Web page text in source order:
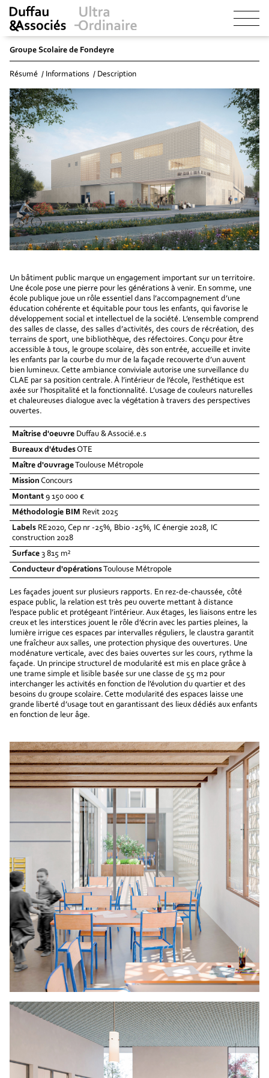
Groupe Scolaire de Fondeyre
Résumé Informations Description
Un bâtiment public marque un engagement important sur un territoire.
Une école pose une pierre pour les générations à venir. En somme, une
école publique joue un rôle essentiel dans l’accompagnement d’une
éducation cohérente et équitable pour tous les enfants, qui favorise le
développement social et intellectuel de la société. L’ensemble comprend
des salles de classe, des salles d’activités, des cours de récréation, des
terrains de sport, une bibliothèque, des réfectoires. Conçu pour être
accessible à tous, le groupe scolaire, dès son entrée, accueille et invite
les enfants par la courbe du mur de la façade recouverte d’un auvent
bien lumineux. Cette ambiance conviviale autorise une surveillance du
CLAE par sa position centrale. À l’intérieur de l’école, l’esthétique est
axée sur l’hospitalité et la fonctionnalité. L’usage de couleurs naturelles
et chaleureuses dialogue avec la végétation à travers des perspectives
ouvertes.
Maîtrise d'oeuvre Duffau & Associé.e.s
Bureaux d'étudesOTE
Maître d'ouvrage Toulouse Métropole
Mission Concours
Montant 9 150 000 €
Méthodologie BIM Revit 2025
Labels RE2020, Cep nr -25%, Bbio -25%, IC énergie 2028, IC
construction 2028
Surface 3 815 m²
Conducteur d'opérations Toulouse Métropole
Les façades jouent sur plusieurs rapports. En rez-de-chaussée, côté
espace public, la relation est très peu ouverte mettant à distance
l’espace public et protégeant l’intérieur. Aux étages, les liaisons entre les
creux et les interstices jouent le rôle d’écrin avec les parties pleines, la
lumière irrigue ces espaces par intervalles réguliers, le claustra garantit
une fraîcheur aux salles, une protection physique des ouvertures. Une
modénature verticale, avec des baies ouvertes sur les cours, rythme la
façade. Un principe structurel de modularité est mis en place grâce à
une trame simple et lisible basée sur une classe de 55 m2 pour
interchanger les activités en fonction de l’évolution du quartier et des
besoins du groupe scolaire. Cette modularité des espaces laisse une
grande liberté d’usage tout en garantissant des lieux dédiés aux enfants
en fonction de leur âge.